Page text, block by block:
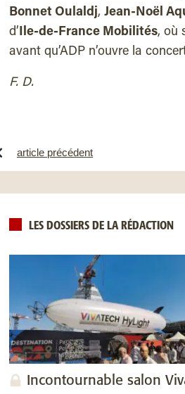
Bonnet Oulaldj, Jean-Noël
d’Ile-de-France Mobilités, où
avant qu’ADP n’ouvre la
F. D.
article précédent
LES DOSSIERS DE LA RÉDACTION
Incontournable salon